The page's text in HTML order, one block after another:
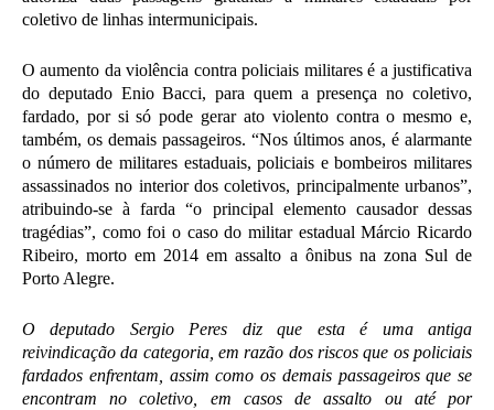
coletivo de linhas intermunicipais.
O aumento da violência contra policiais militares é a justificativa
do deputado Enio Bacci, para quem a presença no coletivo,
fardado, por si só pode gerar ato violento contra o mesmo e,
também, os demais passageiros. “Nos últimos anos, é alarmante
o número de militares estaduais, policiais e bombeiros militares
assassinados no interior dos coletivos, principalmente urbanos”,
atribuindo-se à farda “o principal elemento causador dessas
tragédias”, como foi o caso do militar estadual Márcio Ricardo
Ribeiro, morto em 2014 em assalto a ônibus na zona Sul de
Porto Alegre.
O deputado Sergio Peres diz que esta é uma antiga
reivindicação da categoria, em razão dos riscos que os policiais
fardados enfrentam, assim como os demais passageiros que se
encontram no coletivo, em casos de assalto ou até por